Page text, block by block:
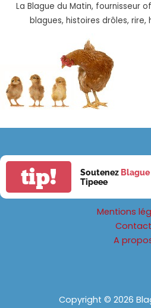
La Blague du Matin, fournisseur
blagues, histoires drôles,
tip! Soutenez
Tipeee
Mentions
Contact
A
Copyright © 2026